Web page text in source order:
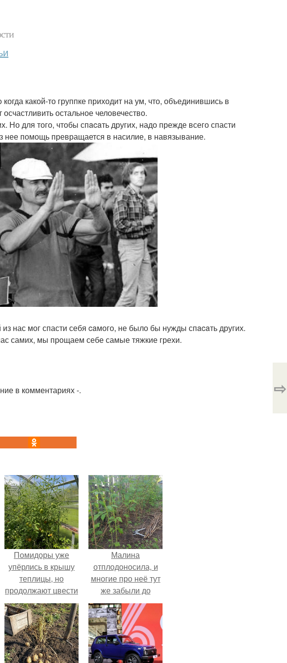
какой-то группке приходит на ум, что, объединившись в
остальное человечество.
для того, чтобы спacaть других, надо прежде всего спасти
нее помощь превращается в насилие, в навязывание.
нас мог спасти себя caмого, не было бы нужды спacaть других.
самих, мы прощаем себе самые тяжкие грехи.
в комментариях -.
⇨
Помидоры уже
упёрлись в крышу
теплицы, но
продолжают цвести
как сумасшедшие?
Малина
отплодоносила, и
многие про неё тут
же забыли до
следующего лета.